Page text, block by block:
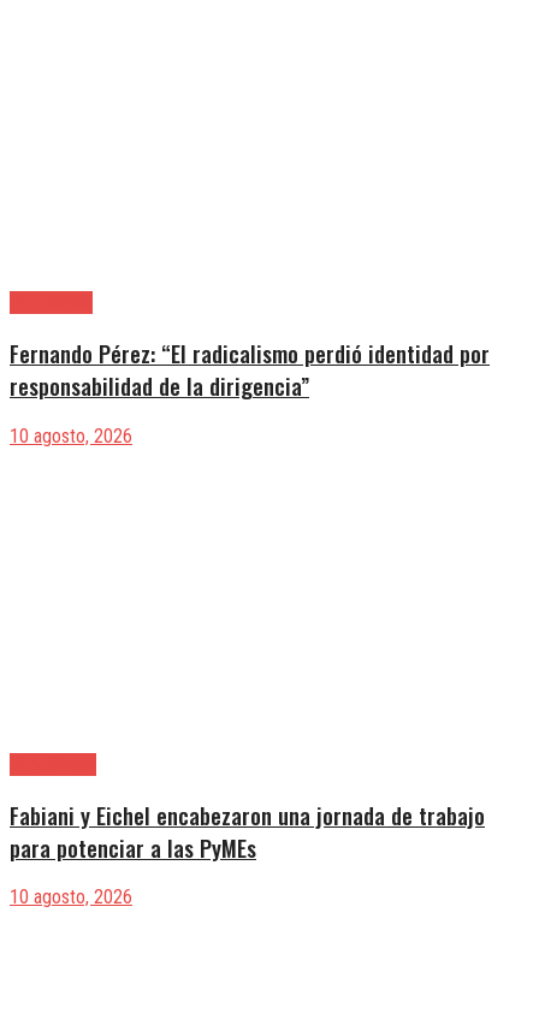
Fernando Pérez: “El radicalismo perdió identidad por
responsabilidad de la dirigencia”
10 agosto, 2026
Fabiani y Eichel encabezaron una jornada de trabajo
para potenciar a las PyMEs
10 agosto, 2026